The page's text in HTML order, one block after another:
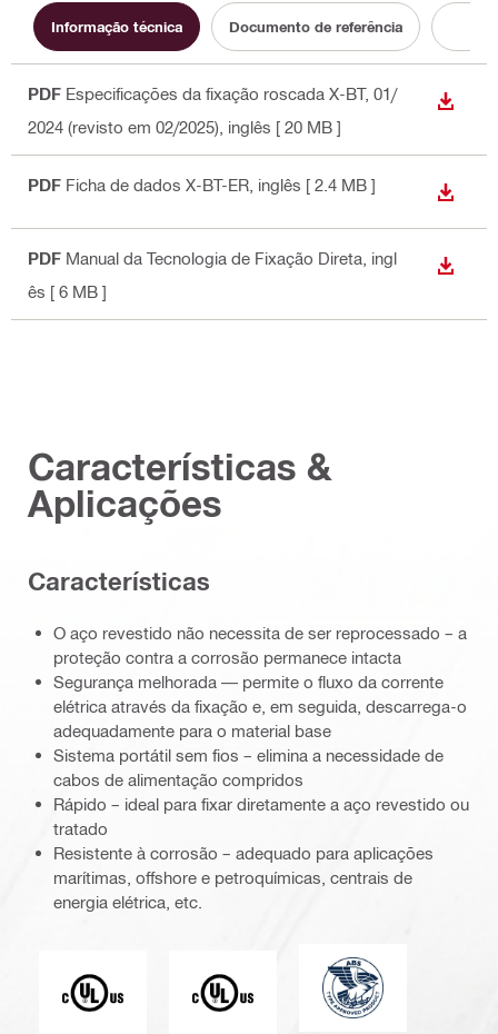
Informação técnica Documento de referência
PDF Especificações da fixação roscada X-BT, 01/
2024 (revisto em 02/2025) , inglês [ 20 MB ]
PDF Ficha de dados X-BT-ER , inglês [ 2.4 MB ]
PDF Manual da Tecnologia de Fixação Direta , ingl
ês [ 6 MB ]
Características &
Aplicações
Características
O aço revestido não necessita de ser reprocessado – a
proteção contra a corrosão permanece intacta
Segurança melhorada — permite o fluxo da corrente
elétrica através da fixação e, em seguida, descarrega-o
adequadamente para o material base
Sistema portátil sem fios – elimina a necessidade de
cabos de alimentação compridos
Rápido – ideal para fixar diretamente a aço revestido ou
tratado
Resistente à corrosão – adequado para aplicações
marítimas, offshore e petroquímicas, centrais de
energia elétrica, etc.
Underwriters LaboratoriesAmerican Bureau